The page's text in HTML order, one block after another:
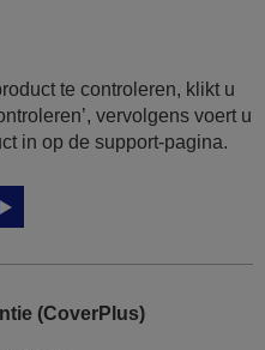
te controleren, klikt u
vervolgens voert u
in op de support-pagina.
(CoverPlus)